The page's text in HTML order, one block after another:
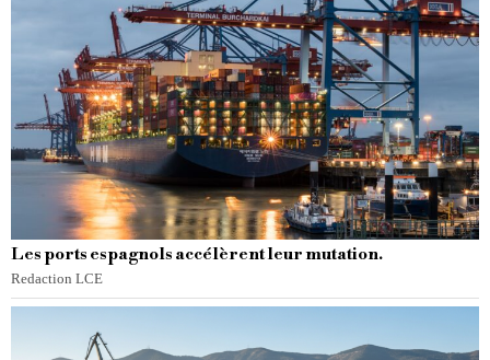
Les ports espagnols accélèrent leur mutation.
Redaction LCE